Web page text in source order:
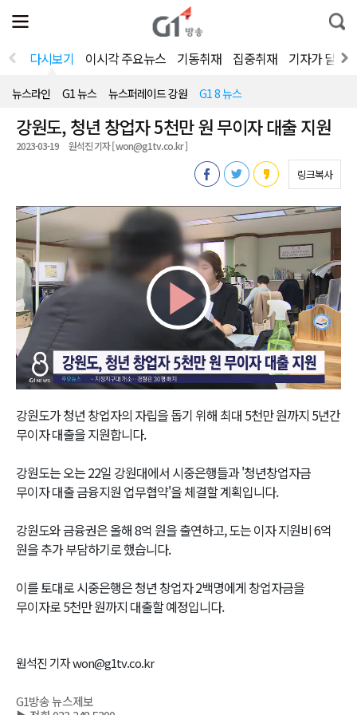
전
체
뉴
열
통
합
색
다시보기 이시각 주요뉴스 기동취재 집중취재 기자가 달려
뉴스라인 G1 뉴스 뉴스퍼레이드 강원 G1 8 뉴스
강원도, 청년 창업자 5천만 원 무이자 대출 지원
2023-03-19 원석진 기자 [ won@g1tv.co.kr ]
링크복사
Play
Video
강원도가 청년 창업자의 자립을 돕기 위해 최대 5천만 원까지 5년간
무이자 대출을 지원합니다.
강원도는 오는 22일 강원대에서 시중은행들과 '청년창업자금
무이자 대출 금융지원 업무협약'을 체결할 계획입니다.
강원도와 금융권은 올해 8억 원을 출연하고, 도는 이자 지원비 6억
원을 추가 부담하기로 했습니다.
이를 토대로 시중은행은 청년 창업자 2백명에게 창업자금을
무이자로 5천만 원까지 대출할 예정입니다.
원석진 기자 won@g1tv.co.kr
G1방송 뉴스제보